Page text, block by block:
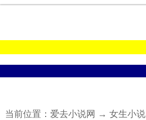
当前位置： 爱去小说网 → 女生小说